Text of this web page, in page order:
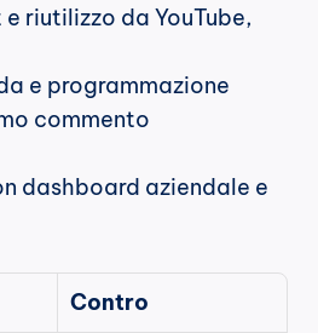
riutilizzo da YouTube,
e programmazione
commento
dashboard aziendale e
Contro